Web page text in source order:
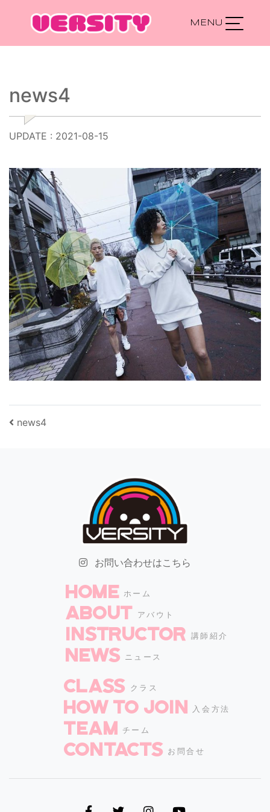
Main Navigation
news4
UPDATE : 2021-08-15
投稿ナビゲーション
news4
お問い合わせはこちら
HOME ホーム
ABOUT アバウト
INSTRUCTOR 講師紹介
NEWS ニュース
CLASS クラス
How to join 入会方法
TEAM チーム
CONTACTS お問合せ